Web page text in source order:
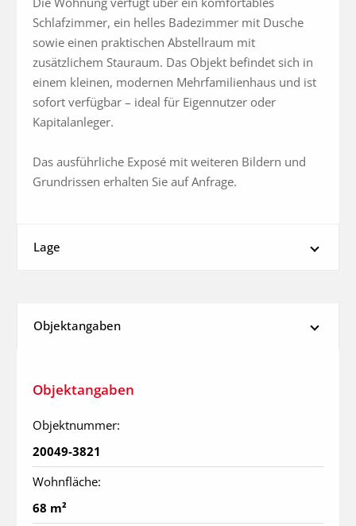
Schlafzimmer, ein helles Badezimmer mit Dusche
sowie einen praktischen Abstellraum mit
zusätzlichem Stauraum. Das Objekt befindet sich in
einem kleinen, modernen Mehrfamilienhaus und ist
sofort verfügbar – ideal für Eigennutzer oder
Kapitalanleger.
Das ausführliche Exposé mit weiteren Bildern und
Grundrissen erhalten Sie auf Anfrage.
Lage
Objektangaben
Objektangaben
Objektnummer:
20049-3821
Wohnfläche:
68 m²